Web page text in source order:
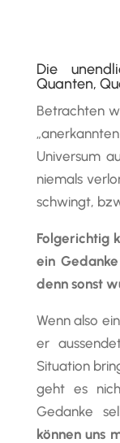
Die
Quanten,
Betrachten
Universum
niemals
schwingt,
Folgerichtig
ein
denn sonst
Wenn also
er
Situation
geht es
Gedanke
können uns